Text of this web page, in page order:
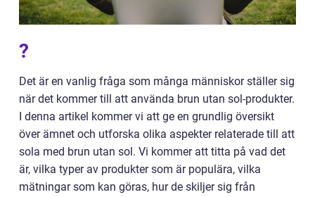
?
Det är en vanlig fråga som många människor ställer sig
när det kommer till att använda brun utan sol-produkter.
I denna artikel kommer vi att ge en grundlig översikt
över ämnet och utforska olika aspekter relaterade till att
sola med brun utan sol. Vi kommer att titta på vad det
är, vilka typer av produkter som är populära, vilka
mätningar som kan göras, hur de skiljer sig från